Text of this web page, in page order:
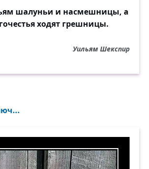
шалуньи и насмешницы, а
ходят грешницы.
Уильям Шекспир